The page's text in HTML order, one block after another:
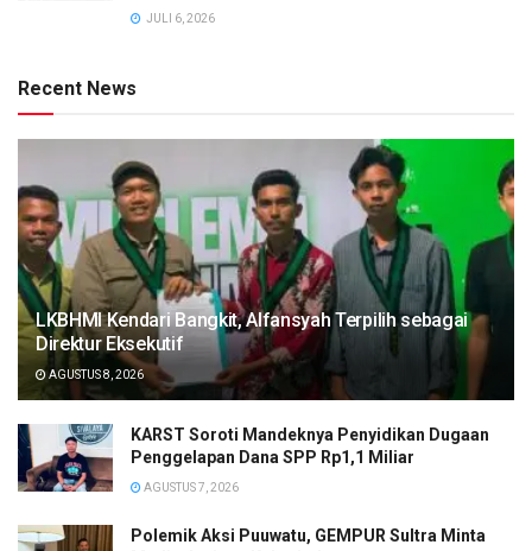
JULI 6, 2026
Recent News
LKBHMI Kendari Bangkit, Alfansyah Terpilih sebagai
Direktur Eksekutif
AGUSTUS 8, 2026
KARST Soroti Mandeknya Penyidikan Dugaan
Penggelapan Dana SPP Rp1,1 Miliar
AGUSTUS 7, 2026
Polemik Aksi Puuwatu, GEMPUR Sultra Minta